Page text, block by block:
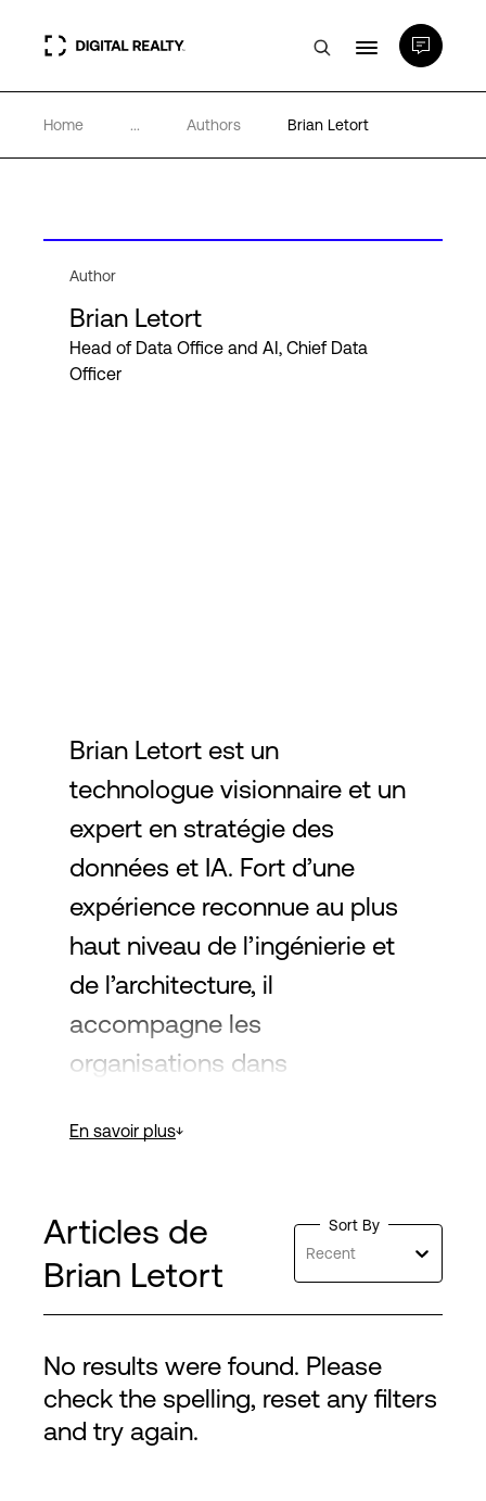
Data Centers
Partenaires
Expertise et ressources
Home ... Authors Brian Letort
Author
Brian Letort
Head of Data Office and AI, Chief Data
Officer
Brian Letort est un
technologue visionnaire et un
expert en stratégie des
données et IA. Fort d’une
expérience reconnue au plus
haut niveau de l’ingénierie et
de l’architecture, il
accompagne les
organisations dans
de la puissance des données
tout en restant ancré dans les
aspects pratiques de la mise
En savoir plus
Articles de
Brian Letort
Sort By
Recent
No results were found. Please
check the spelling, reset any filters
and try again.